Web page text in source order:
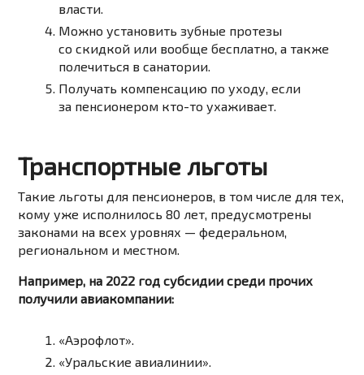
власти.
Можно установить зубные протезы
со скидкой или вообще бесплатно, а также
полечиться в санатории.
Получать компенсацию по уходу, если
за пенсионером кто-то ухаживает.
Транспортные льготы
Такие льготы для пенсионеров, в том числе для тех,
кому уже исполнилось 80 лет, предусмотрены
законами на всех уровнях — федеральном,
региональном и местном.
Например, на 2022 год субсидии среди прочих
получили авиакомпании:
«Аэрофлот».
«Уральские авиалинии».